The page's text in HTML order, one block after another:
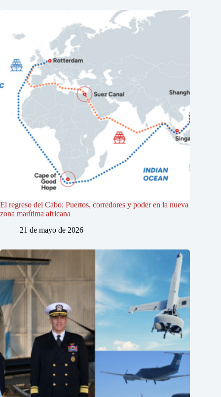
El regreso del Cabo: Puertos, corredores y poder en la nueva
zona marítima africana
21 de mayo de 2026